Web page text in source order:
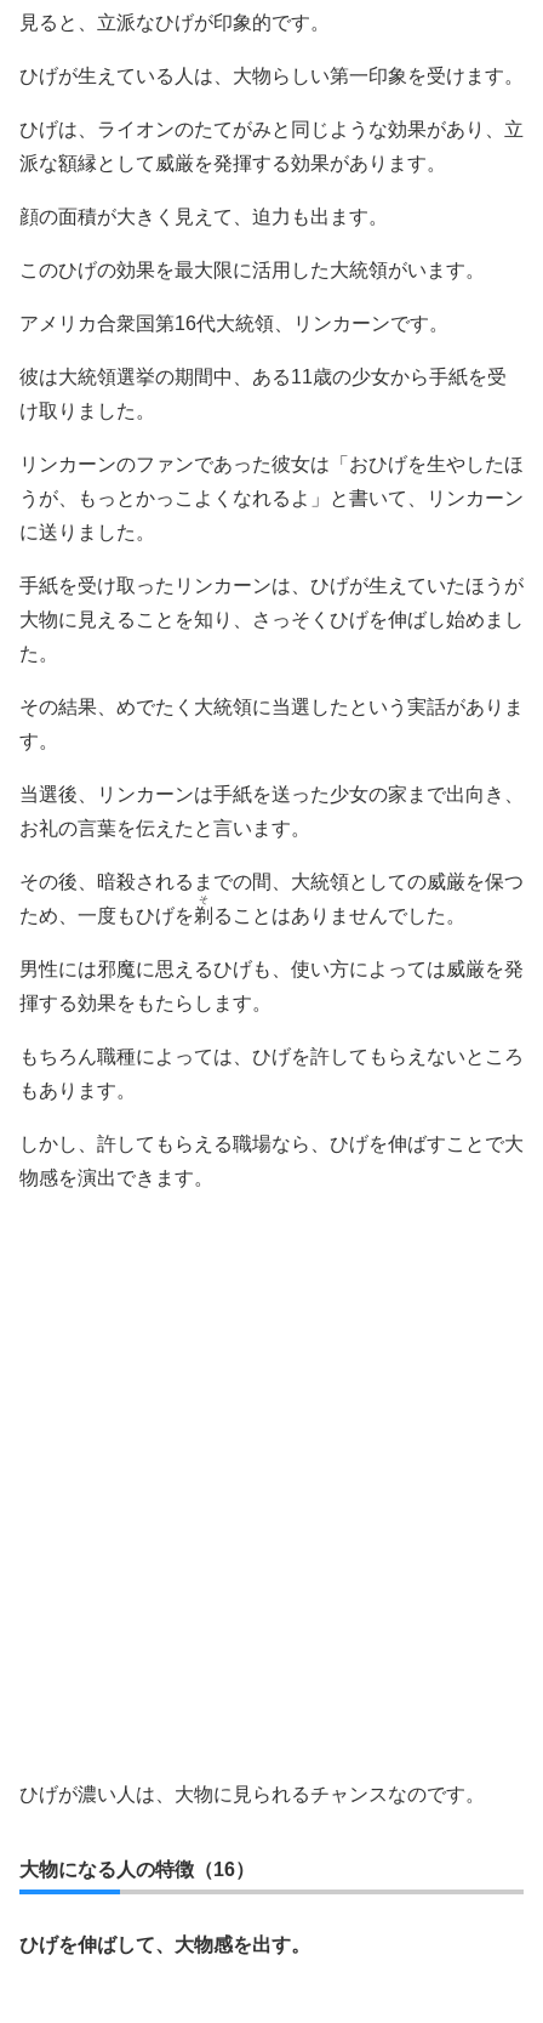
見ると、立派なひげが印象的です。
ひげが生えている人は、大物らしい第一印象を受けます。
ひげは、ライオンのたてがみと同じような効果があり、立
派な額縁として威厳を発揮する効果があります。
顔の面積が大きく見えて、迫力も出ます。
このひげの効果を最大限に活用した大統領がいます。
アメリカ合衆国第16代大統領、リンカーンです。
彼は大統領選挙の期間中、ある11歳の少女から手紙を受
け取りました。
リンカーンのファンであった彼女は「おひげを生やしたほ
うが、もっとかっこよくなれるよ」と書いて、リンカーン
に送りました。
手紙を受け取ったリンカーンは、ひげが生えていたほうが
大物に見えることを知り、さっそくひげを伸ばし始めまし
た。
その結果、めでたく大統領に当選したという実話がありま
す。
当選後、リンカーンは手紙を送った少女の家まで出向き、
お礼の言葉を伝えたと言います。
その後、暗殺されるまでの間、大統領としての威厳を保つ
ため、一度もひげを剃
そ
ることはありませんでした。
男性には邪魔に思えるひげも、使い方によっては威厳を発
揮する効果をもたらします。
もちろん職種によっては、ひげを許してもらえないところ
もあります。
しかし、許してもらえる職場なら、ひげを伸ばすことで大
物感を演出できます。
ひげが濃い人は、大物に見られるチャンスなのです。
大物になる人の特徴（16）
ひげを伸ばして、大物感を出す。